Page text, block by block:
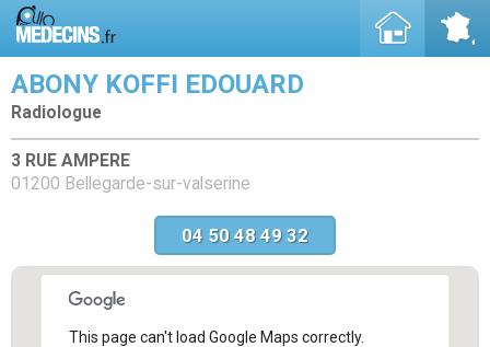
ABONY KOFFI EDOUARD
Radiologue
3 RUE AMPERE
01200 Bellegarde-sur-valserine
04 50 48 49 32
This page can't load Google Maps correctly.